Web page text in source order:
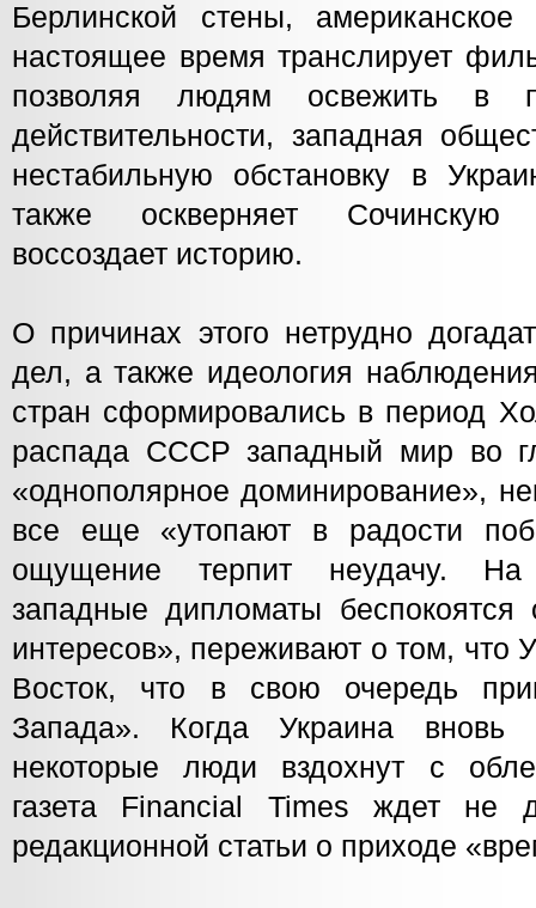
Берлинской стены,
настоящее время транслирует
позволяя людям освежить в
действительности, западная
нестабильную обстановку в
также оскверняет
воссоздает историю.
О причинах этого нетрудно
дел, а также идеология
стран сформировались в период
распада СССР западный мир во
«однополярное доминирование»,
все еще «утопают в радости
ощущение терпит неудачу.
западные дипломаты беспокоятся
интересов», переживают о том, что
Восток, что в свою очередь
Запада». Когда Украина вновь
некоторые люди вздохнут с
газета Financial Times ждет не
редакционной статьи о приходе